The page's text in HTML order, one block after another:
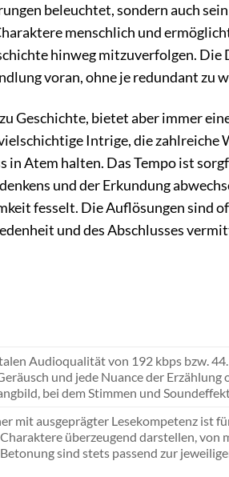
beleuchtet, sondern auch
menschlich und
hinweg mitzuverfolgen.
voran, ohne je redundant zu
Geschichte, bietet aber immer
Intrige, die
in Atem halten. Das Tempo ist
und der Erkundung
fesselt. Die Auflösungen sind
und des Abschlusses
Audioqualität von 192 kbps bzw.
und jede Nuance der
bei dem Stimmen und
mit ausgeprägter Lesekompetenz ist
überzeugend darstellen, von
sind stets passend zur